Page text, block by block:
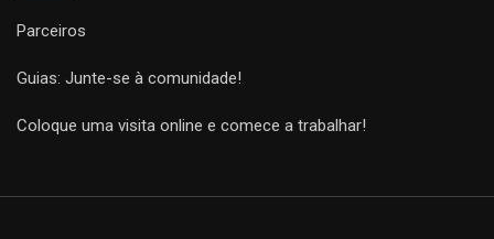
Parceiros
Guias: Junte-se à comunidade!
Coloque uma visita online e comece a trabalhar!